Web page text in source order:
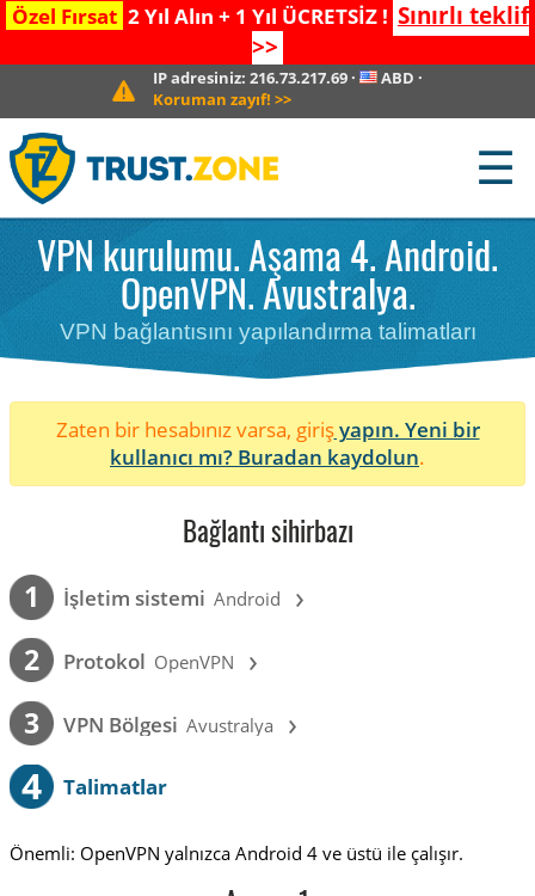
Özel Fırsat 2 Yıl Alın + 1 Yıl ÜCRETSİZ ! Sınırlı teklif
>>
IP adresiniz: 216.73.217.69· ABD ·
Koruman zayıf! >>
☰
VPN kurulumu. Aşama 4. Android.
OpenVPN. Avustralya.
VPN bağlantısını yapılandırma talimatları
Zaten bir hesabınız varsa, girişyapın. Yeni bir
kullanıcı mı? Buradan kaydolun.
Bağlantı sihirbazı
1 İşletim sistemi Android ›
2 Protokol OpenVPN ›
3 VPN Bölgesi Avustralya ›
4 Talimatlar
Önemli: OpenVPN yalnızca Android 4 ve üstü ile çalışır.